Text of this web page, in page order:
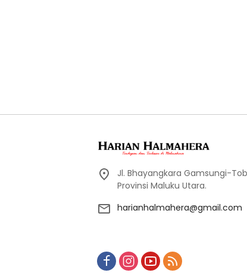
Jl. Bhayangkara Gamsungi-
Provinsi Maluku Utara.
harianhalmahera@gmail.com